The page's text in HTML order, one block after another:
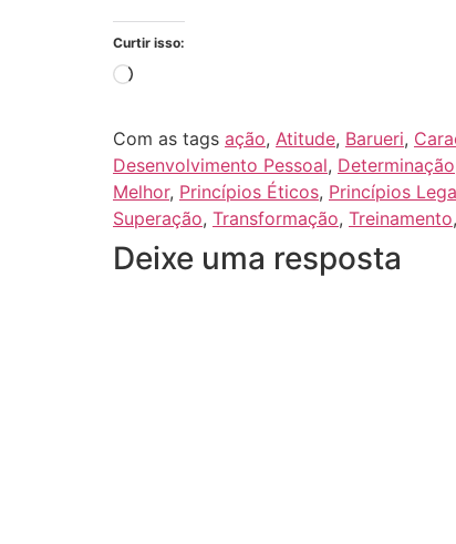
Curtir isso:
Com as tags ação, Atitude, Barueri,
Desenvolvimento Pessoal, Determinação
Melhor, Princípios Éticos, Princípios
Superação, Transformação, Treinamento,
Deixe uma resposta